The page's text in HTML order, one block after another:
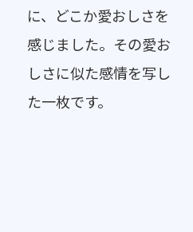
に、どこか愛おしさを
感じました。その愛お
しさに似た感情を写し
た一枚です。